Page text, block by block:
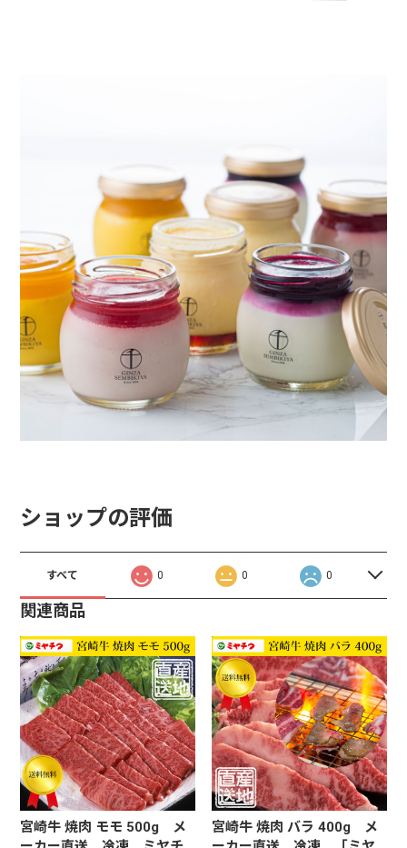
ショップの評価
すべて 0 0 0
関連商品
宮崎牛 焼肉 モモ 500g メ
宮崎牛 焼肉 バラ 400g メ